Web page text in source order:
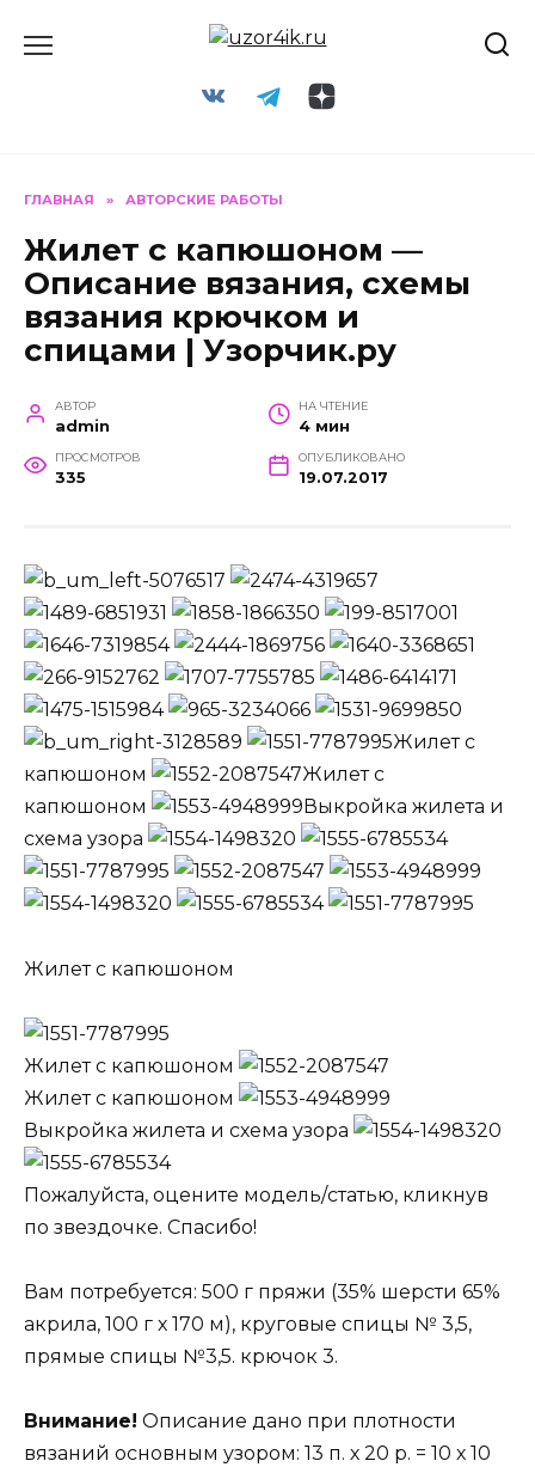
ГЛАВНАЯ » АВТОРСКИЕ РАБОТЫ
Жилет с капюшоном —
Описание вязания, схемы
вязания крючком и
спицами | Узорчик.ру
АВТОР
admin
НА ЧТЕНИЕ
4 мин
ПРОСМОТРОВ
335
ОПУБЛИКОВАНО
19.07.2017
Жилет с
капюшоном
Жилет с
капюшоном
Выкройка жилета и
схема узора
Жилет с капюшоном
Жилет с капюшоном
Жилет с капюшоном
Выкройка жилета и схема узора
Пожалуйста, оцените модель/статью, кликнув
по звездочке. Спасибо!
Вам потребуется: 500 г пряжи (35% шерсти 65%
акрила, 100 г х 170 м), круговые спицы № 3,5,
прямые спицы №3,5. крючок 3.
Внимание! Описание дано при плотности
вязаний основным узором: 13 п. х 20 р. = 10 х 10